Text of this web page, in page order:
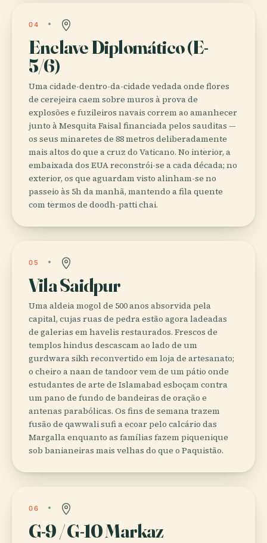
04
Enclave Diplomático (E-
5/6)
Uma cidade-dentro-da-cidade vedada onde flores
de cerejeira caem sobre muros à prova de
explosões e fuzileiros navais correm ao amanhecer
junto à Mesquita Faisal financiada pelos sauditas —
os seus minaretes de 88 metros deliberadamente
mais altos do que a cruz do Vaticano. No interior, a
embaixada dos EUA reconstrói-se a cada década; no
exterior, os que aguardam visto alinham-se no
passeio às 5h da manhã, mantendo a fila quente
com termos de doodh-patti chai.
05
Vila Saidpur
Uma aldeia mogol de 500 anos absorvida pela
capital, cujas ruas de pedra estão agora ladeadas
de galerias em havelis restaurados. Frescos de
templos hindus descascam ao lado de um
gurdwara sikh reconvertido em loja de artesanato;
o cheiro a naan de tandoor vem de um pátio onde
estudantes de arte de Islamabad esboçam contra
um pano de fundo de bandeiras de oração e
antenas parabólicas. Os fins de semana trazem
fusão de qawwali sufi a ecoar pelo calcário das
Margalla enquanto as famílias fazem piquenique
sob banianeiras mais velhas do que o Paquistão.
06
G-9 / G-10 Markaz